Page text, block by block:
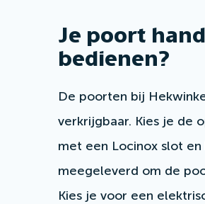
Je poort
bedienen?
De poorten bij
verkrijgbaar. Kies je de
met een Locinox slot
meegeleverd om de
Kies je voor een